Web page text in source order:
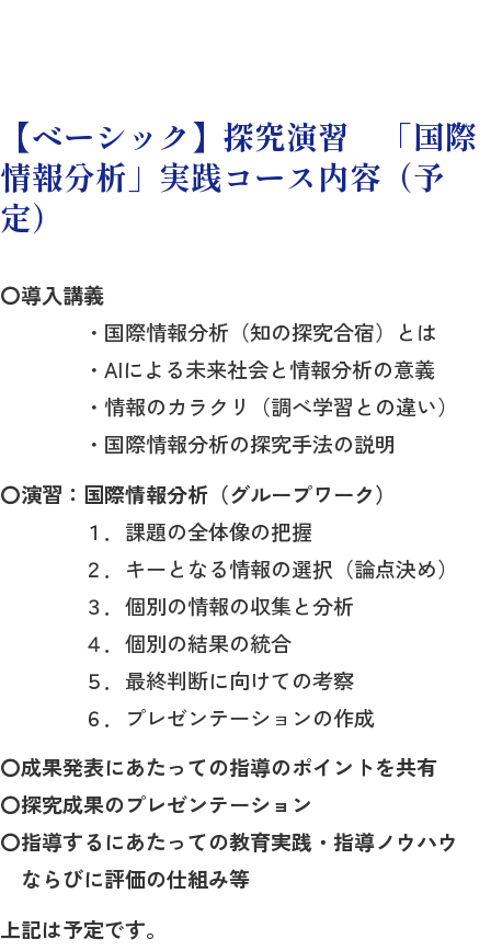
【ベーシック】探究演習 「国際
情報分析」実践コース内容（予
定）
〇導入講義
・国際情報分析（知の探究合宿）とは
・AIによる未来社会と情報分析の意義
・情報のカラクリ（調べ学習との違い）
・国際情報分析の探究手法の説明
〇演習：国際情報分析（グループワーク）
１．課題の全体像の把握
２．キーとなる情報の選択（論点決め）
３．個別の情報の収集と分析
４．個別の結果の統合
５．最終判断に向けての考察
６．プレゼンテーションの作成
〇成果発表にあたっての指導のポイントを共有
〇探究成果のプレゼンテーション
〇指導するにあたっての教育実践・指導ノウハウ
ならびに評価の仕組み等
上記は予定です。